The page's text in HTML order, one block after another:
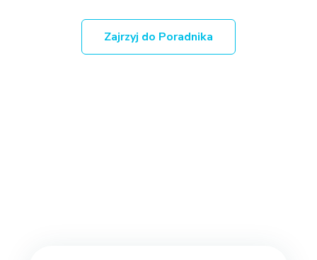
Zajrzyj do Poradnika